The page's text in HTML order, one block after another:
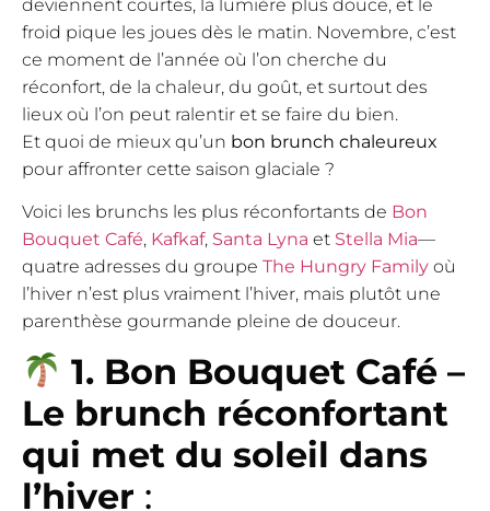
deviennent courtes, la lumière plus douce, et le
froid pique les joues dès le matin. Novembre, c’est
ce moment de l’année où l’on cherche du
réconfort, de la chaleur, du goût, et surtout des
lieux où l’on peut ralentir et se faire du bien.
Et quoi de mieux qu’un bon brunch chaleureux
pour affronter cette saison glaciale ?
Voici les brunchs les plus réconfortants de Bon
Bouquet Café, Kafkaf, Santa Lyna et Stella Mia—
quatre adresses du groupe The Hungry Family où
l’hiver n’est plus vraiment l’hiver, mais plutôt une
parenthèse gourmande pleine de douceur.
1. Bon Bouquet Café –
Le brunch réconfortant
qui met du soleil dans
l’hiver :